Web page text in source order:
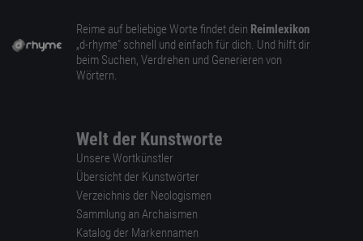
Reime auf beliebige Worte findet dein Reimlexikon
„d-rhyme” schnell und einfach für dich. Und hilft dir
beim Suchen, Verdrehen und Generieren von
Wörtern.
Welt der Kunstworte
Unsere Wortkünstler
Übersicht der Kunstwörter
Verzeichnis der Neologismen
Sammlung an Archaismen
Katalog der Markennamen